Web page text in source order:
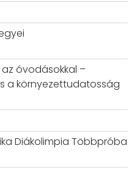
óvodásokkal –
a környezettudatosság
Diákolimpia Többpróba